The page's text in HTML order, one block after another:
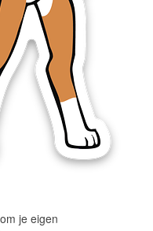
je eigen